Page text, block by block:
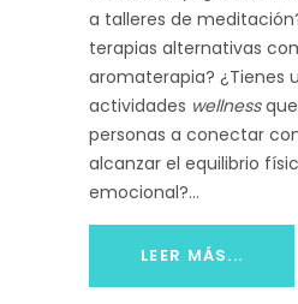
a talleres de
terapias alternativas
aromaterapia? ¿Tienes
actividades wellness
personas a conectar
alcanzar el equilibrio
emocional?
LEER MÁS...